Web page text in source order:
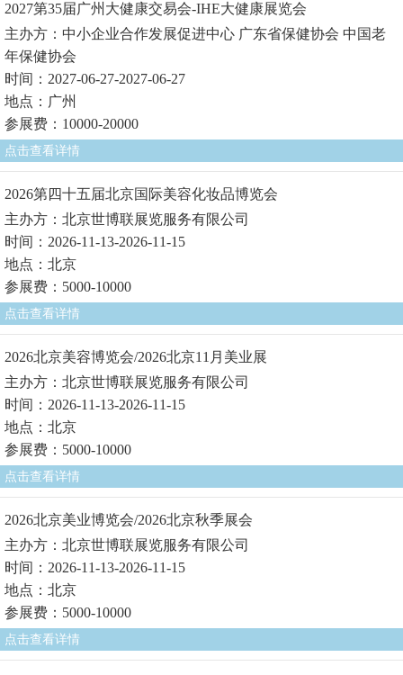
2027第35届广州大健康交易会-IHE大健康展览会
主办方：中小企业合作发展促进中心 广东省保健协会 中国老
年保健协会
时间：2027-06-27-2027-06-27
地点：广州
参展费：10000-20000
点击查看详情
2026第四十五届北京国际美容化妆品博览会
主办方：北京世博联展览服务有限公司
时间：2026-11-13-2026-11-15
地点：北京
参展费：5000-10000
点击查看详情
2026北京美容博览会/2026北京11月美业展
主办方：北京世博联展览服务有限公司
时间：2026-11-13-2026-11-15
地点：北京
参展费：5000-10000
点击查看详情
2026北京美业博览会/2026北京秋季展会
主办方：北京世博联展览服务有限公司
时间：2026-11-13-2026-11-15
地点：北京
参展费：5000-10000
点击查看详情